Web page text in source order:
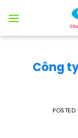
Công
POSTED